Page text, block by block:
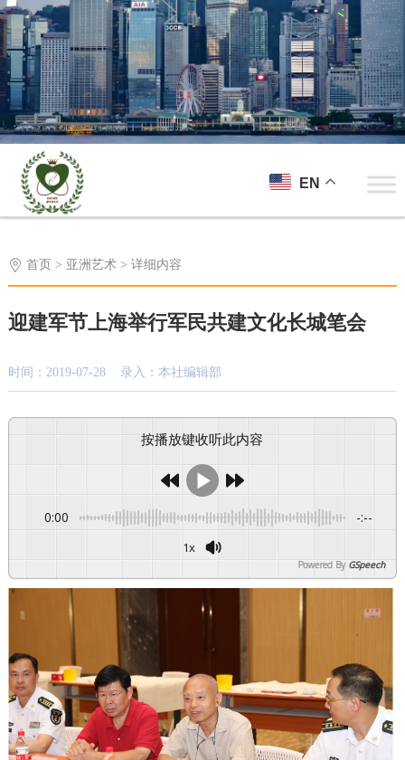
EN
首页 > 亚洲艺术> 详细内容
迎建军节上海举行军民共建文化长城笔会
时间：2019-07-28 录入：本社编辑部
按播放键收听此内容
0:00 -:--
1x
Powered By GSpeech